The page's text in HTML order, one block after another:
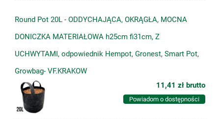
Round Pot 20L - ODDYCHAJĄCA, OKRĄGŁA, MOCNA
DONICZKA MATERIAŁOWA h25cm fi31cm, Z
UCHWYTAMI, odpowiednik Hempot, Gronest, Smart Pot,
Growbag- VF.KRAKOW
11,41 zł brutto
Powiadom o dostępności